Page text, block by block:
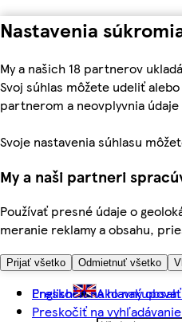
Nastavenia
My a našich 18 partnerov
Svoj súhlas môžete udeliť
partnerom a neovplyvnia
Svoje nastavenia súhlasu
My a naši partneri
Používať presné údaje o
meranie reklamy a obsahu,
Prijať všetko Odmietnuť všetko
Preskočiť na hlavný obsah
Preskočiť na vyhľadávanie
English Ako